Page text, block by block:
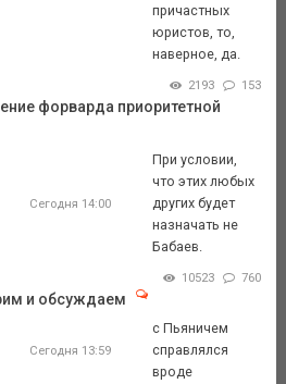
причастных
юристов, то,
наверное, да.
2193 153
форварда приоритетной
Сегодня 14:00
При условии,
что этих любых
других будет
назначать не
Бабаев.
10523 760
и обсуждаем
Сегодня 13:59
c Пьяничем
справлялся
вроде